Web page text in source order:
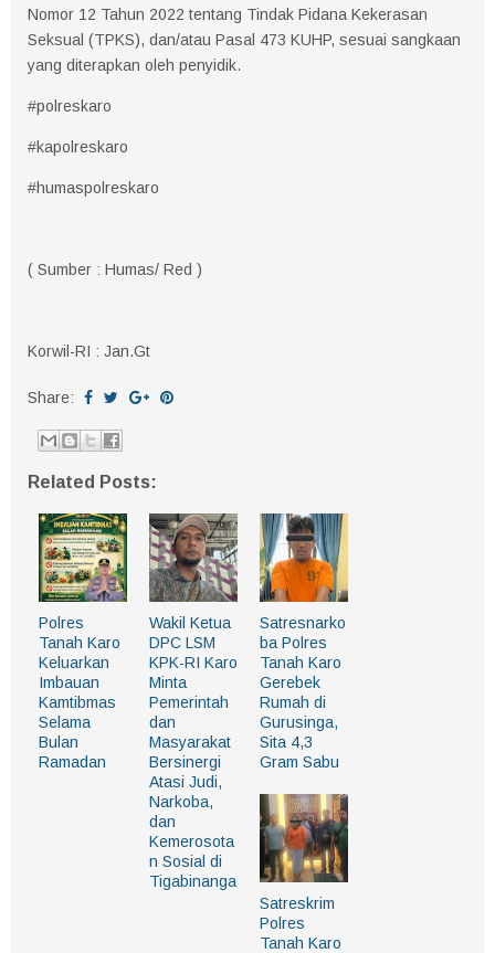
Nomor 12 Tahun 2022 tentang Tindak Pidana Kekerasan
Seksual (TPKS), dan/atau Pasal 473 KUHP, sesuai sangkaan
yang diterapkan oleh penyidik.
#polreskaro
#kapolreskaro
#humaspolreskaro
( Sumber : Humas/ Red )
Korwil-RI : Jan.Gt
Share:
Related Posts:
Polres
Tanah Karo
Keluarkan
Imbauan
Kamtibmas
Selama
Bulan
Ramadan
Wakil Ketua
DPC LSM
KPK-RI Karo
Minta
Pemerintah
dan
Masyarakat
Bersinergi
Atasi Judi,
Narkoba,
dan
Kemerosota
n Sosial di
Tigabinanga
Satresnarko
ba Polres
Tanah Karo
Gerebek
Rumah di
Gurusinga,
Sita 4,3
Gram Sabu
Satreskrim
Polres
Tanah Karo